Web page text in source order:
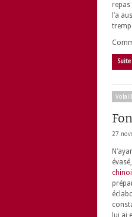
repas
l’a
Suite
27
lui ai